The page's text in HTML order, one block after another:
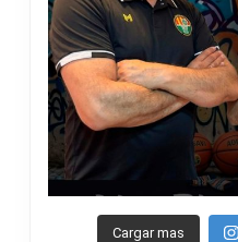
Cargar mas